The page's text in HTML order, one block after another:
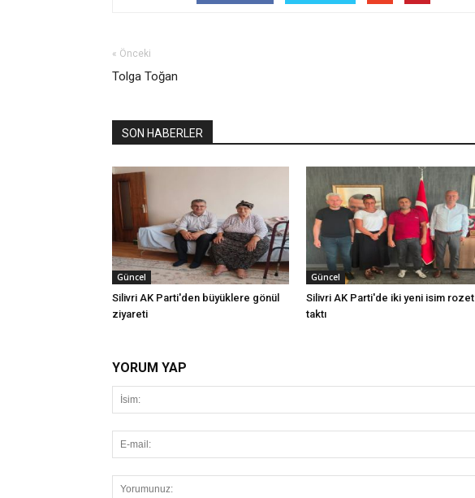
« Önceki
Tolga Toğan
SON HABERLER
Güncel
Silivri AK Parti'den büyüklere gönül
ziyareti
Güncel
Silivri AK Parti'de iki yeni isim rozet
taktı
YORUM YAP